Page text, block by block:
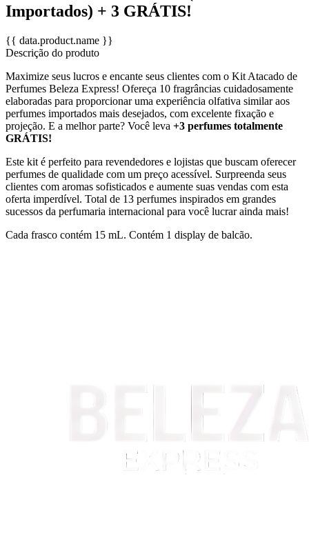
Importados) + 3 GRÁTIS!
{{ data.product.name }}
Descrição do produto
Maximize seus lucros e encante seus clientes com o Kit Atacado de
Perfumes Beleza Express! Ofereça 10 fragrâncias cuidadosamente
elaboradas para proporcionar uma experiência olfativa similar aos
perfumes importados mais desejados, com excelente fixação e
projeção. E a melhor parte? Você leva +3 perfumes totalmente
GRÁTIS!
Este kit é perfeito para revendedores e lojistas que buscam oferecer
perfumes de qualidade com um preço acessível. Surpreenda seus
clientes com aromas sofisticados e aumente suas vendas com esta
oferta imperdível. Total de 13 perfumes inspirados em grandes
sucessos da perfumaria internacional para você lucrar ainda mais!
Cada frasco contém 15 mL. Contém 1 display de balcão.